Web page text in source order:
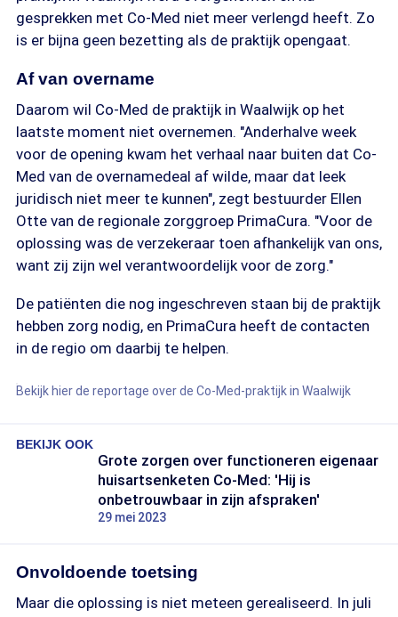
gesprekken met Co-Med niet meer verlengd heeft. Zo
is er bijna geen bezetting als de praktijk opengaat.
Af van overname
Daarom wil Co-Med de praktijk in Waalwijk op het
laatste moment niet overnemen. "Anderhalve week
voor de opening kwam het verhaal naar buiten dat Co-
Med van de overnamedeal af wilde, maar dat leek
juridisch niet meer te kunnen", zegt bestuurder Ellen
Otte van de regionale zorggroep PrimaCura. "Voor de
oplossing was de verzekeraar toen afhankelijk van ons,
want zij zijn wel verantwoordelijk voor de zorg."
De patiënten die nog ingeschreven staan bij de praktijk
hebben zorg nodig, en PrimaCura heeft de contacten
in de regio om daarbij te helpen.
Bekijk hier de reportage over de Co-Med-praktijk in Waalwijk
BEKIJK OOK
Grote zorgen over functioneren eigenaar
huisartsenketen Co-Med: 'Hij is
onbetrouwbaar in zijn afspraken'
29 mei 2023
Onvoldoende toetsing
Maar die oplossing is niet meteen gerealiseerd. In juli